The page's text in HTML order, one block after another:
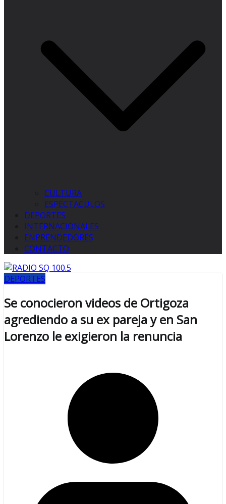
CULTURA
ESPECTACULOS
DEPORTES
INTERNACIONALES
ENPRENDEDORES
CONTACTO
DEPORTES
Se conocieron videos de Ortigoza
agrediendo a su ex pareja y en San
Lorenzo le exigieron la renuncia